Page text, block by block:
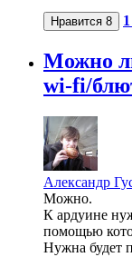
Нравится 8 1
Можно
wi-fi/
Александр
Можно.
К ардуине
помощью
Нужна будет